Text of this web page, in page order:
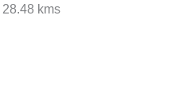
28.48 kms